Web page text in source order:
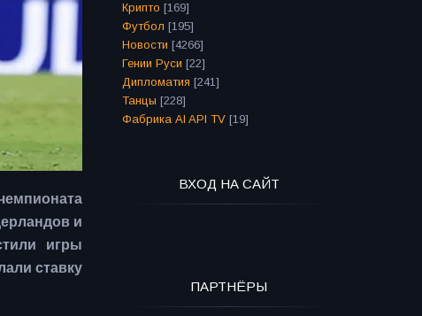
и
игры
ставку
Крипто [169]
Футбол [195]
Новости [4266]
Гении Руси [22]
Дипломатия [241]
Танцы [228]
Фабрика AI API TV [19]
ВХОД НА САЙТ
ПАРТНЁРЫ